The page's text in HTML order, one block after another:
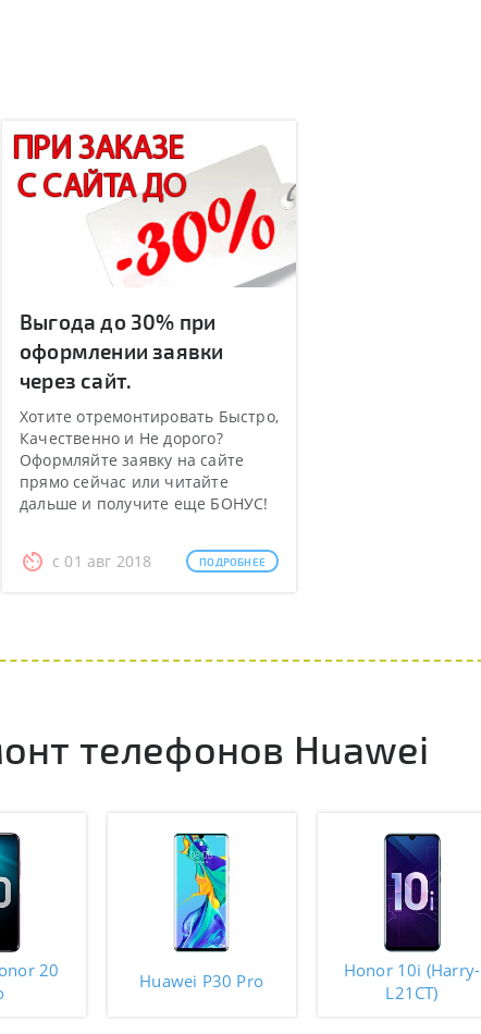
Выгода до 30% при
оформлении заявки
через сайт.
Хотите отремонтировать Быстро,
Качественно и Не дорого?
Оформляйте заявку на сайте
прямо сейчас или читайте
дальше и получите еще БОНУС!
с 01 авг 2018 ПОДРОБНЕЕ
телефонов Huawei
20
Huawei P30 Pro
Honor 10i (Harry-
L21CT)